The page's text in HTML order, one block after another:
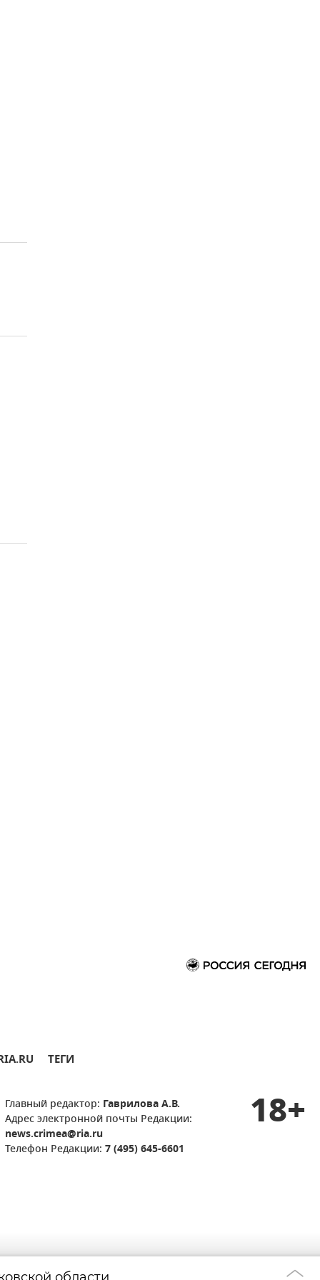
ТЕГИ
Главный редактор: Гаврилова А.В.
Адрес электронной почты Редакции:
news.crimea@ria.ru
Телефон Редакции: 7 (495) 645-6601
18+